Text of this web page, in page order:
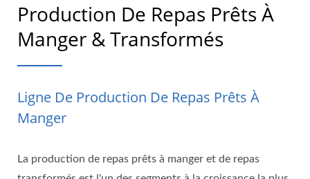
Production De Repas Prêts À
Manger & Transformés
Ligne De Production De Repas Prêts À
Manger
La production de repas prêts à manger et de repas